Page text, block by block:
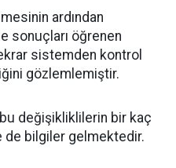
ardından
sonuçları öğrenen
sistemden kontrol
gözlemlemiştir.
değişikliklilerin bir kaç
bilgiler gelmektedir.